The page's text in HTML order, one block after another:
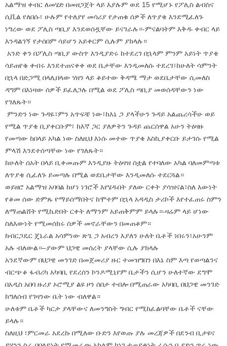
አልማዝ ቀብር ለመሄድ በመዘጋጀት ላይ እያሉም ወደ 15 የሚሆኑ የፖሊስ ልብስና
ሲቪል የለበሱ፣ ሁሉም የተለያየ መሳሪያ የታጠቁ ሰዎች ለጥያቄ እንደሚፈለጉ
ነግረው ወደ ፖሊስ ጣቢያ እንደወሰዷቸው ይናገራሉ።-ምናልባትም እቅዱ ቀብር ላይ
እንዳልገኝ የታሰበም ሳይሆን አይቀርም ሲሉም ያክላሉ።
አንድ ቀን በፖሊስ ጣቢያ ውስጥ እንዲያድሩ ከተደረገ በኋላም ምንም አይነት ጥያቄ
ሳይጠየቁ ቀብሩ እንደተጠናቀቀ ወደ ቤታቸው እንዲመለሱ ተደረገ፣ከሁለት ሳምንት
በኋላ በድጋሚ በላሊበላው ሃዘን ላይ ቆይተው ቅዳሜ ማታ ወደቤታቸው ሲመለስ
ዳግም በእነዛው ሰዎች ይፈለጋሉ በሚል ወደ ፖሊስ ጣቢያ መወሰዳቸውን ነው
የገለጹት።
ምንድን ነው ጉዳዬ፣ምን አጥፍቼ ነው፣ከእኔ ጋ ያላችሁን ጉዳይ አልጨረሳችሁ ወይ
የሚል ጥያቄ ቢያቀርቡም፣ ከእኛ ጋር ያለዎትን ጉዳይ ጨርሰዋል አሁን ትዕዛዙ
የመጣው ከበላይ አካል ነው ስለዚህ እነሱ መተው ጥያቄ እስኪያቀርቡ ይታገሱ የሚል
ምላሽ እንደተሰጣቸው ነው የገለጹት።
ከሁለት ሰአት በላይ ቢቀመጡም እንዲያዙ ትዕዛዝ ሰቷል የተባለው አካል ባለመምጣቱ
ለጥያቄ ሲፈለጉ ይመጣሉ በሚል ወደቤታቸው እንዲመለሱ ተደርጓል።
ወይዘሮ አልማዝ አባባል ከሆነ ነገሮች እየሄዱበት ያለው ርቀት ያሳዝናል፣ስለ እውነት
የቆመ ሰው ድምጹ የማይሰማበትና ከሞተም በኋላ አዳዲስ ታሪኮች እየተፈጠሩ ስምን
ለማጠልሸት የሚኬድበት ርቀት ለማንም አይጠቅምም ይላሉ።-ዛሬም ላይ ሆነው
ስለእውነት የሚመሰክሩ ሰዎች መኖራቸውን በመጠቆም።
ከብርጋዴር ጄኔራል አሳምነው ጽጌ ጋ አብረን እያለን ሁለት ቤቶች ነበሩን፣አሁንም
አሉ ብለውል።–ያውም ህጋዊ መሰረት ያላቸው ሲሉ ያክላሉ
አንደኛውም በህጋዊ መንገድ በመጀመሪያ ዙር ተመዝግበን በእኔ ስም እጣ የወጣልንና
ብርጭቆ ፋብሪካ አካባቢ የደረሰን ኮንዶሚኒየም ቤታችን ሲሆን ሁለተኛው ደግሞ
በአዲስ አበባ ዙሪያ ኦሮሚያ ልዩ ዞን ሰበታ ተብሎ በሚጠራው አካባቢ በህጋዊ መንገድ
ከግለሰብ የገዛንው ቤት ነው ብለዋል።
ሁለቱም ቤቶች ካርታ ያላቸውና ለመንግስት ግብር የሚከፈልባቸው ቤቶች ናቸው
ይላሉ።
ስለዚህ ፣ምርመራ አደረኩ በሚለው ቡድን እየወጡ ያሉ መረጃዎች በደንብ ቢታዩና